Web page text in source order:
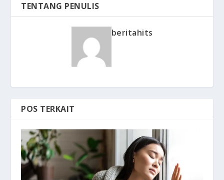
TENTANG PENULIS
beritahits
POS TERKAIT